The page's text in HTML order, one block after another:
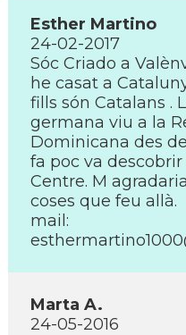
Esther Martino
24-02-2017
Sóc Criado a
he casat a
fills són Catalans .
germana viu a la
Dominicana des
fa poc va
Centre. M
coses que feu allà.
mail:
Marta A.
24-05-2016